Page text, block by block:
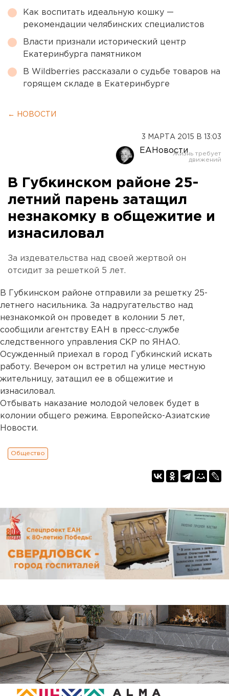
Как воспитать идеальную кошку —
рекомендации челябинских специалистов
Власти признали исторический центр
Екатеринбурга памятником
В Wildberries рассказали о судьбе товаров на
горящем складе в Екатеринбурге
← НОВОСТИ
3 МАРТА 2015 В 13:03
ЕАНовости
В Губкинском районе 25-
летний парень затащил
незнакомку в общежитие и
изнасиловал
За издевательства над своей жертвой он
отсидит за решеткой 5 лет.
В Губкинском районе отправили за решетку 25-
летнего насильника. За надругательство над
незнакомкой он проведет в колонии 5 лет,
сообщили агентству ЕАН в пресс-службе
следственного управления СКР по ЯНАО.
Осужденный приехал в город Губкинский искать
работу. Вечером он встретил на улице местную
жительницу, затащил ее в общежитие и
изнасиловал.
Отбывать наказание молодой человек будет в
колонии общего режима. Европейско-Азиатские
Новости.
Общество